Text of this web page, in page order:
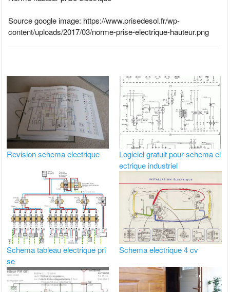
Source google image: https://www.prisedesol.fr/wp-
content/uploads/2017/03/norme-prise-electrique-hauteur.png
Revision schema electrique
Logiciel gratuit pour schema el
ectrique industriel
Schema tableau electrique pri
se
Schema electrique 4 cv